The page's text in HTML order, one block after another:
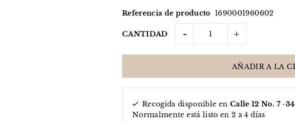
Referencia de producto 1690001960602
CANTIDAD - +
Recogida disponible en Calle 12 No. 7 -34
Normalmente está listo en 2 a 4 días